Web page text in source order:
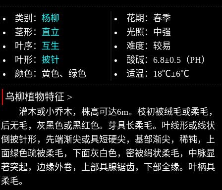
类别： 杨柳
茎形： 直立
叶序： 互生
叶形： 披针
颜色：黄色、绿色
花期：春季
光照：中强
难度：较易
酸碱：6.8±0.5（PH）
适温：18℃±6℃
乌柳植物特征 >
灌木或小乔木，株高可达6m。枝初被绒毛或柔毛，
后无毛，灰黑色或黑红色。芽具长柔毛。叶线形或线状
倒披针形，先端渐尖或具短硬尖，基部渐尖，稀钝，上
面绿色疏被柔毛，下面灰白色，密被绢状柔毛，中脉显
著突起，边缘外卷，上部具腺锯齿，下部全缘。叶柄具
柔毛。